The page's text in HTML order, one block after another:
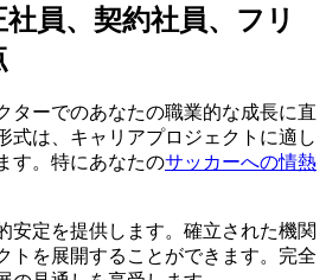
員、契約社員、フリ
ターでのあなたの職業的な成長に直
式は、キャリアプロジェクトに適し
す。特にあなたのサッカーへの情熱
安定を提供します。確立された機関
トを展開することができます。完全